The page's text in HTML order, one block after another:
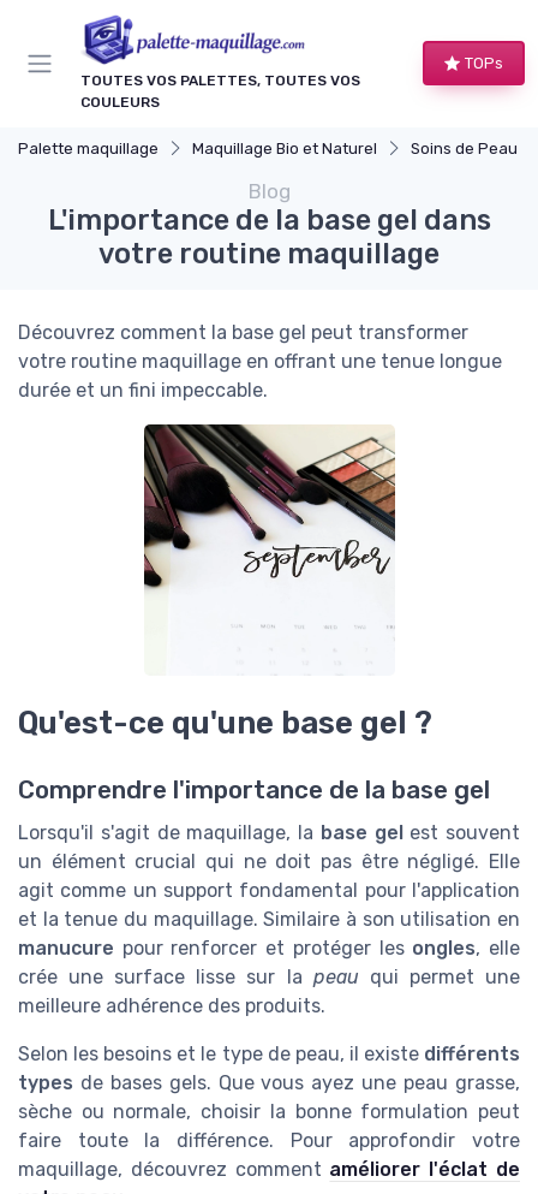
TOUTES VOS PALETTES, TOUTES VOS
COULEURS
TOPs
Palette maquillage Maquillage Bio et Naturel Soins de Peau Bio et
Blog
L'importance de la base gel dans
votre routine maquillage
Découvrez comment la base gel peut transformer
votre routine maquillage en offrant une tenue longue
durée et un fini impeccable.
Qu'est-ce qu'une base gel ?
Comprendre l'importance de la base gel
Lorsqu'il s'agit de maquillage, la base gelest souvent
un élément crucial qui ne doit pas être négligé. Elle
agit comme un support fondamental pour l'application
et la tenue du maquillage. Similaire à son utilisation en
manucure pour renforcer et protéger les ongles, elle
crée une surface lisse sur la peau qui permet une
meilleure adhérence des produits.
Selon les besoins et le type de peau, il existe différents
types de bases gels. Que vous ayez une peau grasse,
sèche ou normale, choisir la bonne formulation peut
faire toute la différence. Pour approfondir votre
maquillage, découvrez comment améliorer l'éclat de
Panneau de gestion des cookies